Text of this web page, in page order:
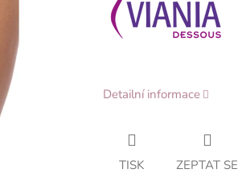
Detailní informace
TISK ZEPTAT SE